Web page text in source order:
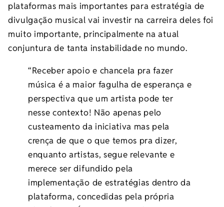
plataformas mais importantes para estratégia de
divulgação musical vai investir na carreira deles foi
muito importante, principalmente na atual
conjuntura de tanta instabilidade no mundo.
“Receber apoio e chancela pra fazer
música é a maior fagulha de esperança e
perspectiva que um artista pode ter
nesse contexto! Não apenas pelo
custeamento da iniciativa mas pela
crença de que o que temos pra dizer,
enquanto artistas, segue relevante e
merece ser difundido pela
implementação de estratégias dentro da
plataforma, concedidas pela própria